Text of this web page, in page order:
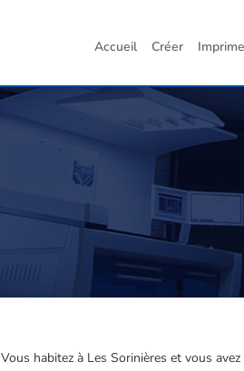
Accueil Créer
Vous habitez à Les Sorinières et vous